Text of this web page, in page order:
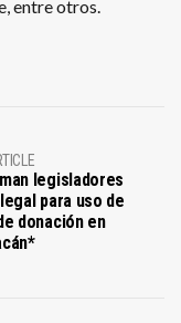
entre otros.
legisladores
para uso de
donación en